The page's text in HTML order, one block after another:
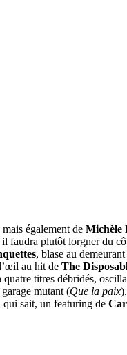
mais également de Michèle
il faudra plutôt lorgner du
, blase au
au hit de The
titres débridés,
mutant (Que la paix
qui sait, un featuring de